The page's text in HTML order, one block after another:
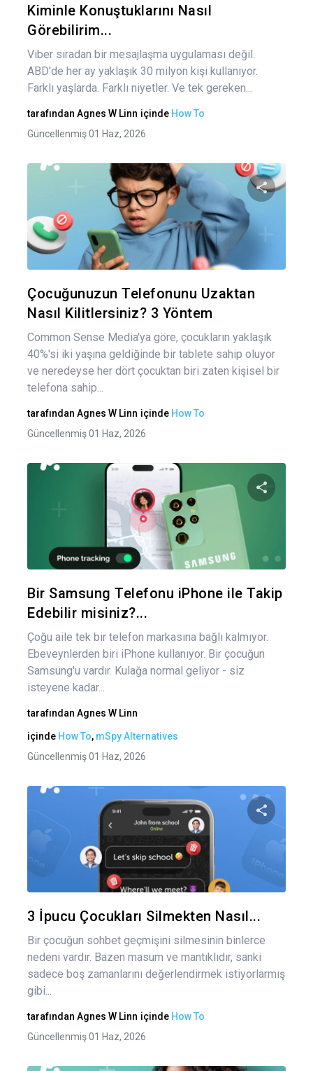
Kiminle Konuştuklarını Nasıl
Görebilirim...
Viber sıradan bir mesajlaşma uygulaması değil.
ABD'de her ay yaklaşık 30 milyon kişi kullanıyor.
Farklı yaşlarda. Farklı niyetler. Ve tek gereken...
tarafından Agnes W Linn içinde How To
Güncellenmiş 01 Haz, 2026
Çocuğunuzun Telefonunu Uzaktan
Nasıl Kilitlersiniz? 3 Yöntem
Common Sense Media'ya göre, çocukların yaklaşık
40%'si iki yaşına geldiğinde bir tablete sahip oluyor
ve neredeyse her dört çocuktan biri zaten kişisel bir
telefona sahip...
tarafından Agnes W Linn içinde How To
Güncellenmiş 01 Haz, 2026
Bir Samsung Telefonu iPhone ile Takip
Edebilir misiniz?...
Çoğu aile tek bir telefon markasına bağlı kalmıyor.
Ebeveynlerden biri iPhone kullanıyor. Bir çocuğun
Samsung'u vardır. Kulağa normal geliyor - siz
isteyene kadar...
tarafından Agnes W Linn
içinde How To, mSpy Alternatives
Güncellenmiş 01 Haz, 2026
Bu
3 İpucu Çocukları Silmekten Nasıl...
Bir çocuğun sohbet geçmişini silmesinin binlerce
nedeni vardır. Bazen masum ve mantıklıdır, sanki
sadece boş zamanlarını değerlendirmek istiyorlarmış
gibi...
tarafından Agnes W Linn içinde How To
Güncellenmiş 01 Haz, 2026